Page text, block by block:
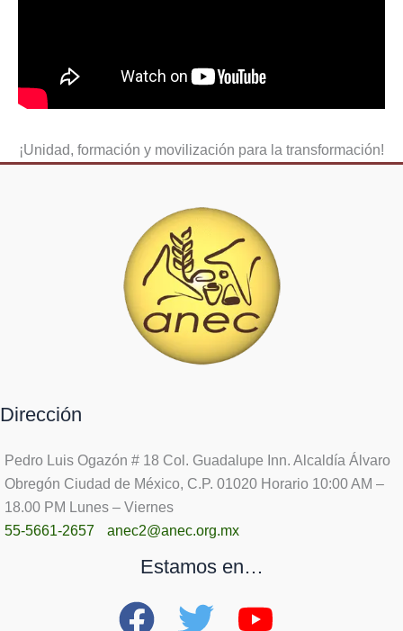
¡Unidad, formación y movilización para la transformación!
Dirección
Pedro Luis Ogazón # 18 Col. Guadalupe Inn. Alcaldía Álvaro
Obregón Ciudad de México, C.P. 01020 Horario 10:00 AM –
18.00 PM Lunes – Viernes
55-5661-2657
anec2@anec.org.mx
Estamos en…